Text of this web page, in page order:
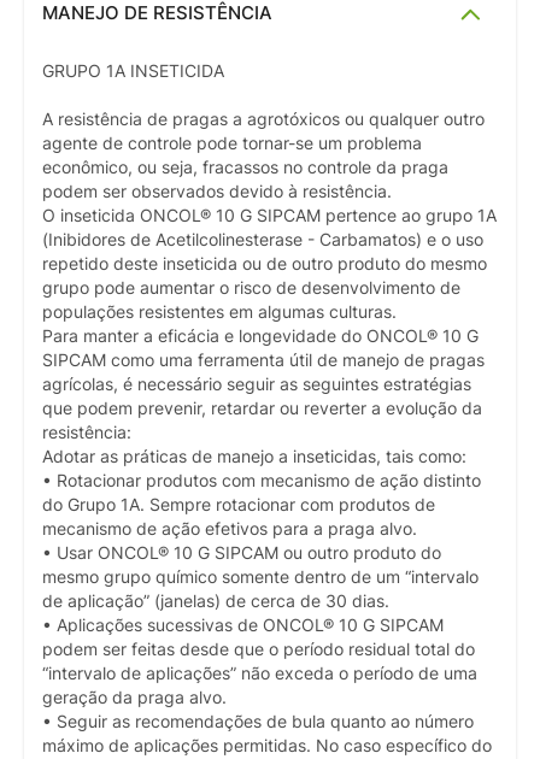
MANEJO DE RESISTÊNCIA
GRUPO 1A INSETICIDA
A resistência de pragas a agrotóxicos ou qualquer outro
agente de controle pode tornar-se um problema
econômico, ou seja, fracassos no controle da praga
podem ser observados devido à resistência.
O inseticida ONCOL® 10 G SIPCAM pertence ao grupo 1A
(Inibidores de Acetilcolinesterase - Carbamatos) e o uso
repetido deste inseticida ou de outro produto do mesmo
grupo pode aumentar o risco de desenvolvimento de
populações resistentes em algumas culturas.
Para manter a eficácia e longevidade do ONCOL® 10 G
SIPCAM como uma ferramenta útil de manejo de pragas
agrícolas, é necessário seguir as seguintes estratégias
que podem prevenir, retardar ou reverter a evolução da
resistência:
Adotar as práticas de manejo a inseticidas, tais como:
• Rotacionar produtos com mecanismo de ação distinto
do Grupo 1A. Sempre rotacionar com produtos de
mecanismo de ação efetivos para a praga alvo.
• Usar ONCOL® 10 G SIPCAM ou outro produto do
mesmo grupo químico somente dentro de um “intervalo
de aplicação” (janelas) de cerca de 30 dias.
• Aplicações sucessivas de ONCOL® 10 G SIPCAM
podem ser feitas desde que o período residual total do
“intervalo de aplicações” não exceda o período de uma
geração da praga alvo.
• Seguir as recomendações de bula quanto ao número
máximo de aplicações permitidas. No caso específico do